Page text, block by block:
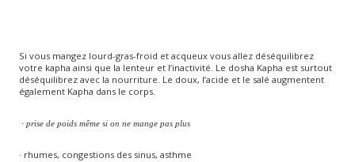
Si vous mangez lourd-gras-froid et acqueux vous allez déséquilibrez
votre kapha ainsi que la lenteur et l’inactivité. Le dosha Kapha est surtout
déséquilibrez avec la nourriture. Le doux, l’acide et le salé augmentent
également Kapha dans le corps.
· prise de poids même si on ne mange pas plus
· rhumes, congestions des sinus, asthme